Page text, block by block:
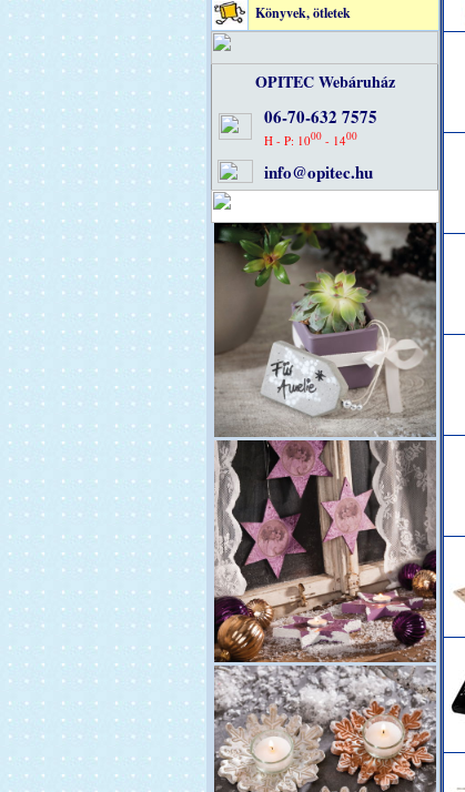
Könyvek, ötletek
OPITEC Webáruház
06-70-632 7575
H - P: 1000 - 1400
info@opitec.hu